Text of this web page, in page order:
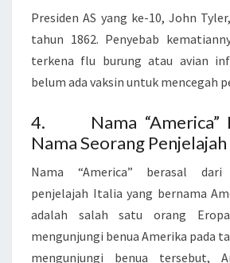
R
A
M
E
R
I
Presiden AS yang ke-10, John
tahun 1862. Penyebab
terkena flu burung atau avian
belum ada vaksin untuk mencegah
4. Nama “America”
Nama Seorang
Nama “America” berasal
penjelajah Italia yang bernama
adalah salah satu orang
mengunjungi benua Amerika pada
mengunjungi benua tersebut,